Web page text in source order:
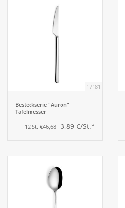
Berufsbekleidung
Küchenmöbel
17181
Besteckserie "Auron"
Tafelmesser
12 St. €46,68 3,89 €/St.*